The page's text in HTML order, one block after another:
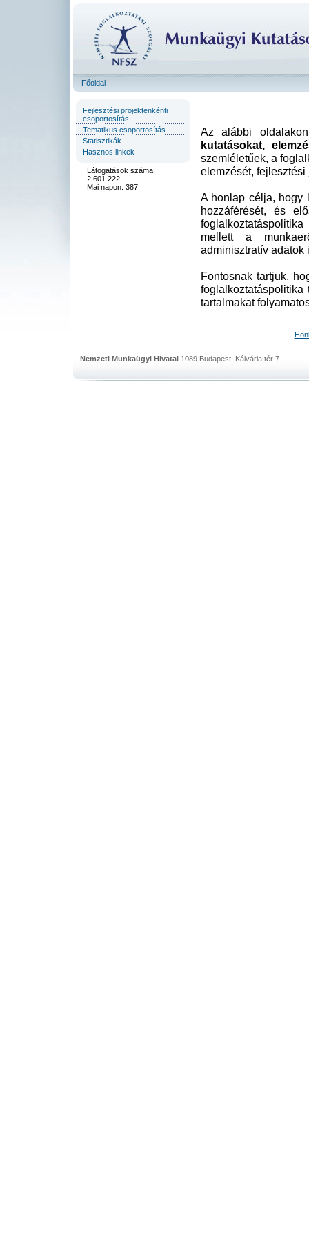
Főoldal
Fejlesztési projektenkénti
csoportosítás
Tematikus csoportosítás
Statisztikák
Hasznos linkek
Látogatások száma:
2 601 222
Mai napon: 387
Az alábbi
kutatásokat,
szemléletűek, a
elemzését,
A honlap célja, hogy
hozzáférését, és
mellett a
adminisztratív adatok
Fontosnak tartjuk,
tartalmakat
Nemzeti Munkaügyi Hivatal1089 Budapest, Kálvária tér 7.